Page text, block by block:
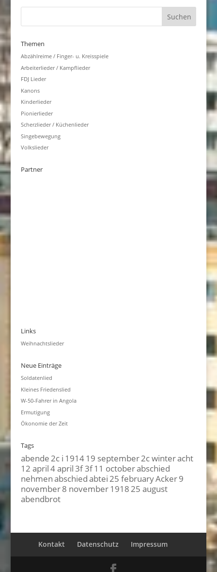
Themen
Abzählreime / Finger- u. Kreisspiele
Arbeiterlieder / Kampflieder
FDJ Lieder
Kanons
Kinderlieder
Pionierlieder
Scherzlieder / Küchenlieder
Singebewegung
Volkslieder
Partner
Links
Weihnachtslieder
Neue Einträge
Soldatenlied
Kleines Friedenslied
W-50-Fahrer in Angola
Ermutigung
Ökonomie der Zeit
Tags
abende2c i 191419 september2c winteracht
12 april4 april3f 3f11 octoberabschied
nehmenabschiedabtei25 februaryAcker9
november8 november191825 august
abendbrot
Kontakt Datenschutz Impressum